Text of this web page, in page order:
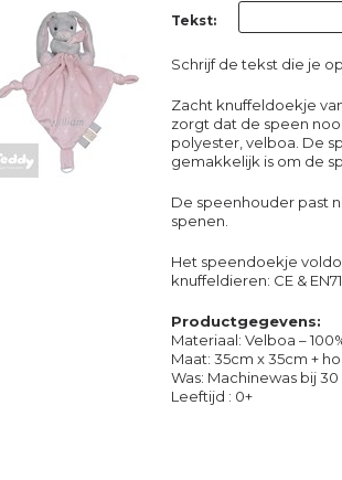
Tekst:
Schrijf de tekst die je
Zacht knuffeldoekje
zorgt dat de speen
polyester, velboa. De
gemakkelijk is om de
De speenhouder past
spenen.
Het speendoekje
knuffeldieren: CE & EN71.
Productgegevens:
Materiaal: Velboa –
Maat: 35cm x 35cm +
Was: Machinewas bij
Leeftijd : 0+